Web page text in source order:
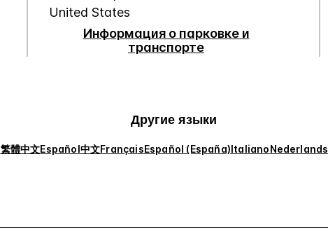
United States
Информация о парковке и
транспорте
Другие языки
繁體中文Español中文FrançaisEspañol (España)ItalianoNederlands